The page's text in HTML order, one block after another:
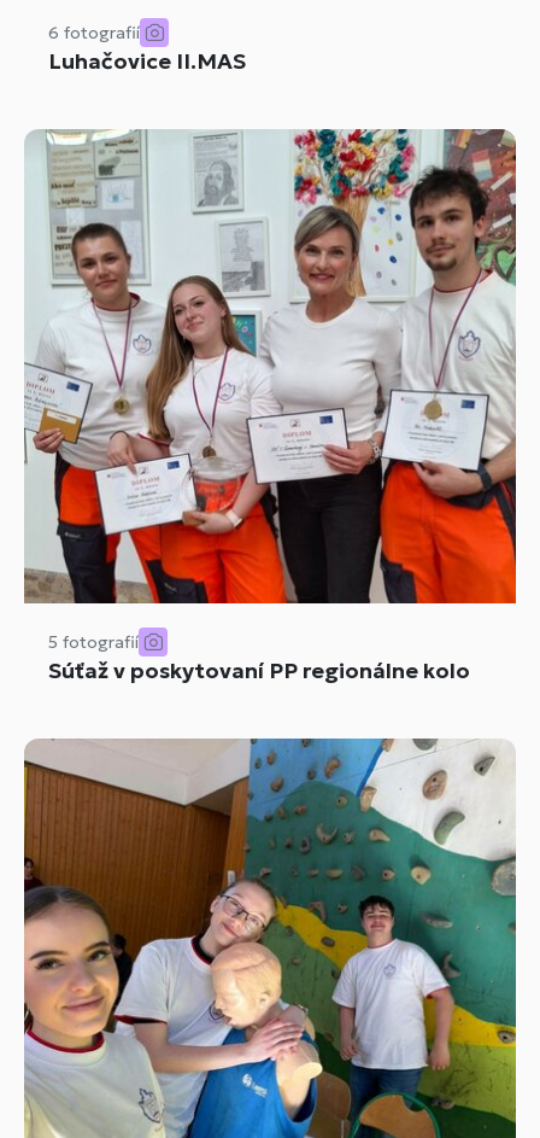
6 fotografií
Luhačovice II.MAS
5 fotografií
Súťaž v poskytovaní PP regionálne kolo